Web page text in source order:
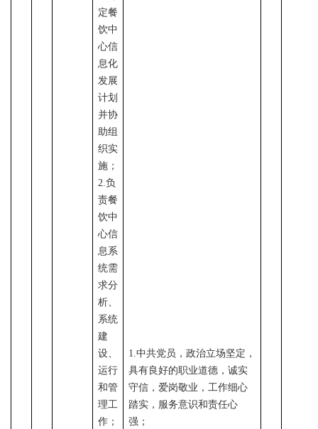
定餐
饮中
心信
息化
发展
计划
并协
助组
织实
施；
2.负
责餐
饮中
心信
息系
统需
求分
析、
系统
建
设、
运行
和管
理工
作；
1.中共党员，政治立场坚定，
具有良好的职业道德，诚实
守信，爱岗敬业，工作细心
踏实，服务意识和责任心
强；